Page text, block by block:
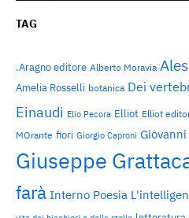
TAG
.Aragno editore Alberto Moravia
Amelia Rosselli botanica Dei
Einaudi Elio Pecora Elliot Elliot
MOrante fiori Giorgio Caproni
Giuseppe
farà Interno Poesia